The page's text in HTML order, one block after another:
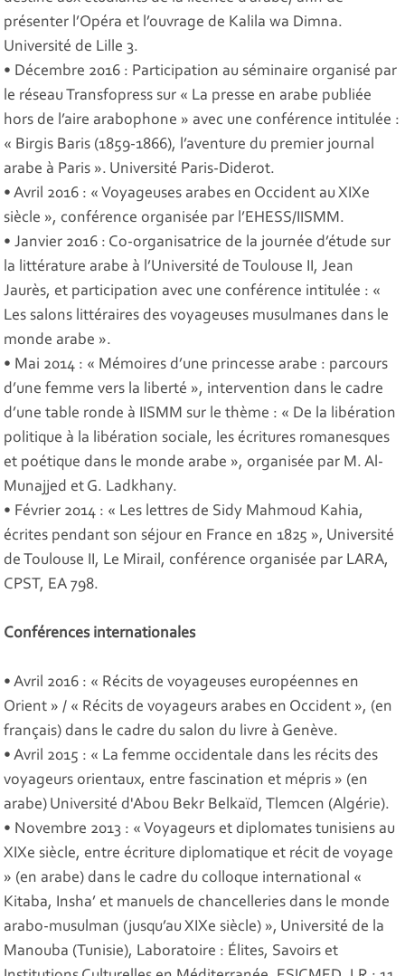
présenter l’Opéra et l’ouvrage de Kalila wa Dimna.
Université de Lille 3.
• Décembre 2016 : Participation au séminaire organisé par
le réseau Transfopress sur « La presse en arabe publiée
hors de l’aire arabophone » avec une conférence intitulée :
« Birgis Baris (1859-1866), l’aventure du premier journal
arabe à Paris ». Université Paris-Diderot.
• Avril 2016 : « Voyageuses arabes en Occident au XIXe
siècle », conférence organisée par l’EHESS/IISMM.
• Janvier 2016 : Co-organisatrice de la journée d’étude sur
la littérature arabe à l’Université de Toulouse II, Jean
Jaurès, et participation avec une conférence intitulée : «
Les salons littéraires des voyageuses musulmanes dans le
monde arabe ».
• Mai 2014 : « Mémoires d’une princesse arabe : parcours
d’une femme vers la liberté », intervention dans le cadre
d’une table ronde à IISMM sur le thème : « De la libération
politique à la libération sociale, les écritures romanesques
et poétique dans le monde arabe », organisée par M. Al-
Munajjed et G. Ladkhany.
• Février 2014 : « Les lettres de Sidy Mahmoud Kahia,
écrites pendant son séjour en France en 1825 », Université
de Toulouse II, Le Mirail, conférence organisée par LARA,
CPST, EA 798.
Conférences internationales
• Avril 2016 : « Récits de voyageuses européennes en
Orient » / « Récits de voyageurs arabes en Occident », (en
français) dans le cadre du salon du livre à Genève.
• Avril 2015 : « La femme occidentale dans les récits des
voyageurs orientaux, entre fascination et mépris » (en
arabe) Université d'Abou Bekr Belkaïd, Tlemcen (Algérie).
• Novembre 2013 : « Voyageurs et diplomates tunisiens au
XIXe siècle, entre écriture diplomatique et récit de voyage
» (en arabe) dans le cadre du colloque international «
Kitaba, Insha’ et manuels de chancelleries dans le monde
arabo-musulman (jusqu’au XIXe siècle) », Université de la
Manouba (Tunisie), Laboratoire : Élites, Savoirs et